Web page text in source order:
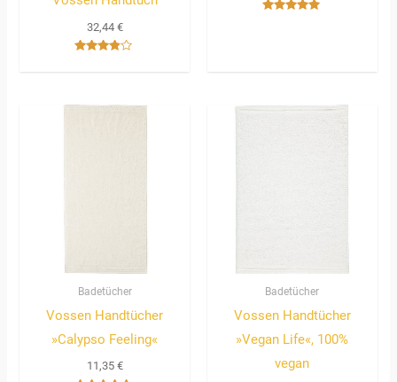
32,44 €
Badetücher
Vossen Handtücher
»Calypso Feeling«
11,35 €
Badetücher
Vossen Handtücher
»Vegan Life«, 100%
vegan